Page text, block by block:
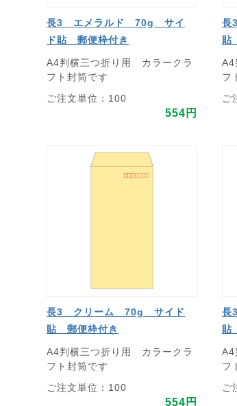
長3 エメラルド 70g サイ
ド貼 郵便枠付き
A4判横三つ折り用 カラークラ
フト封筒です
ご注文単位：100
554円
長
貼
A4
フ
ご
長3 クリーム 70g サイド
貼 郵便枠付き
A4判横三つ折り用 カラークラ
フト封筒です
ご注文単位：100
554円
貼
A4
フ
ご